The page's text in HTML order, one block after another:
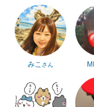
みこ さん